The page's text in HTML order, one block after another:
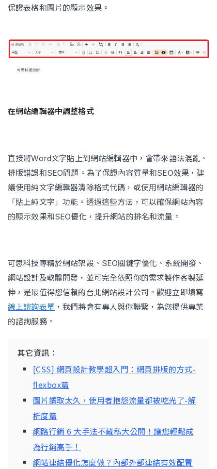
保證表格和圖片的顯示效果。
在網站編輯器中調整格式
直接將Word文字貼上到網站編輯器中，會帶來語法混亂、
排版錯誤和SEO問題。為了保證內容質量和SEO效果，建
議使用純文字編輯器清除格式代碼，或使用網站編輯器的
「貼上純文字」功能。透過這些方法，可以確保網站內容
的顯示效果和SEO優化，提升網站的排名和流量。
可思科技專精於網站架設、SEO關鍵字優化、系統開發、
網站設計及軟體開發，並可完全依照你的需求製作客製延
伸，是最值得您信賴的台北網站設計公司。歡迎立即填寫
線上諮詢表單，我們將會有專人與你聯繫，為您提供專業
的諮詢服務。
其它資訊：
[CSS] 網頁設計教學超入門：網頁排版的方式-
flexbox篇
圖片讀取太久，使用者抱怨流量都被吃光了-解
析度篇
網路行銷 6 大手法不藏私大公開！讓您輕鬆成
為行銷高手！
網站連結優化怎麼做？內部外部連結有效配置